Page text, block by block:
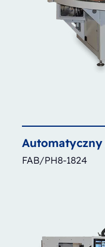
Automatyczny
FAB/PH8-1824